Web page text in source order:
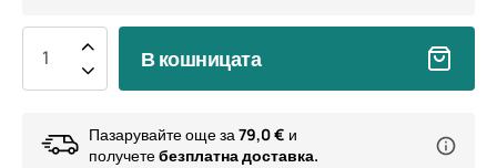
В кошницата
Пазарувайте още за79,0 € и
получетебезплатна доставка.